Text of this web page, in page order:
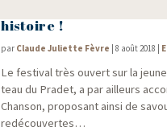
histoire !
par Claude Juliette Fèvre |8 août 2018
Le fes­ti­val très ouvert sur la
teau du Pra­det, a par ailleurs
Chan­son, pro­po­sant ain­si de
redécouvertes…